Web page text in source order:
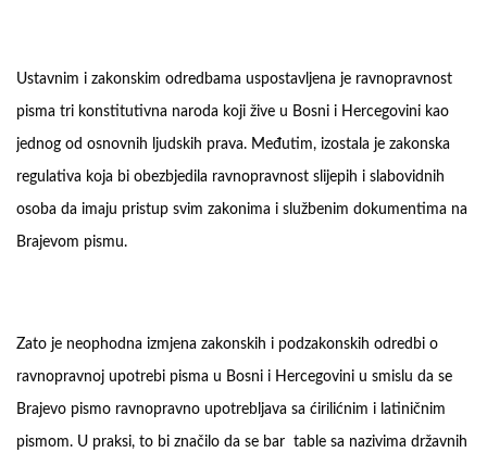
Ustavnim i zakonskim odredbama uspostavljena je ravnopravnost
pisma tri konstitutivna naroda koji žive u Bosni i Hercegovini kao
jednog od osnovnih ljudskih prava. Međutim, izostala je zakonska
regulativa koja bi obezbjedila ravnopravnost slijepih i slabovidnih
osoba da imaju pristup svim zakonima i službenim dokumentima na
Brajevom pismu.
Zato je neophodna izmjena zakonskih i podzakonskih odredbi o
ravnopravnoj upotrebi pisma u Bosni i Hercegovini u smislu da se
Brajevo pismo ravnopravno upotrebljava sa ćirilićnim i latiničnim
pismom. U praksi, to bi značilo da se bar table sa nazivima državnih